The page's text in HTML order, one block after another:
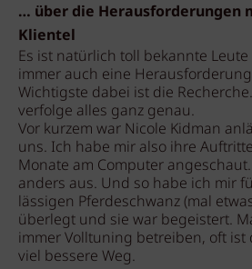
… über die Herausforderungen
Klientel
Es ist natürlich toll bekannte
immer auch eine
Wichtigste dabei ist die
verfolge alles ganz genau.
Vor kurzem war Nicole Kidman
uns. Ich habe mir also ihre
Monate am Computer
anders aus. Und so habe ich mir
lässigen Pferdeschwanz (mal
überlegt und sie war begeistert.
immer Volltuning betreiben, oft ist
viel bessere Weg.